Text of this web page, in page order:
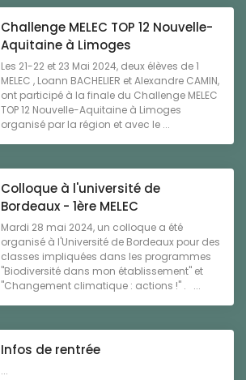
Challenge MELEC TOP 12 Nouvelle-
Aquitaine à Limoges
Les 21-22 et 23 Mai 2024, deux élèves de 1
MELEC , Loann BACHELIER et Alexandre CAMIN,
ont participé à la finale du Challenge MELEC
TOP 12 Nouvelle-Aquitaine à Limoges
organisé par la région et avec le ...
Colloque à l'université de
Bordeaux - 1ère MELEC
Mardi 28 mai 2024, un colloque a été
organisé à l'Université de Bordeaux pour des
classes impliquées dans les programmes
"Biodiversité dans mon établissement" et
"Changement climatique : actions !" . ...
Infos de rentrée
...